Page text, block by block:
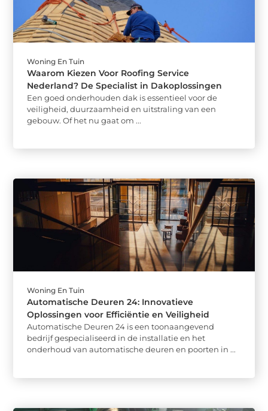
Woning En Tuin
Waarom Kiezen Voor Roofing Service
Nederland? De Specialist in Dakoplossingen
Een goed onderhouden dak is essentieel voor de
veiligheid, duurzaamheid en uitstraling van een
gebouw. Of het nu gaat om ...
Woning En Tuin
Automatische Deuren 24: Innovatieve
Oplossingen voor Efficiëntie en Veiligheid
Automatische Deuren 24 is een toonaangevend
bedrijf gespecialiseerd in de installatie en het
onderhoud van automatische deuren en poorten in ...